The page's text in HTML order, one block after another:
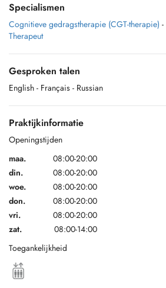
Specialismen
Cognitieve gedragstherapie (CGT-therapie) -
Therapeut
Gesproken talen
English - Français - Russian
Praktijkinformatie
Openingstijden
maa.
08:00-20:00
din.
08:00-20:00
woe.
08:00-20:00
don.
08:00-20:00
vri.
08:00-20:00
zat.
08:00-14:00
Toegankelijkheid